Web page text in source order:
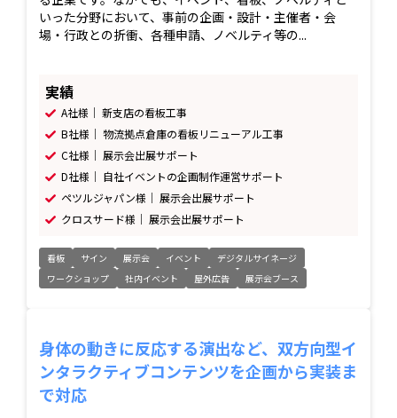
いった分野において、事前の企画・設計・主催者・会
場・行政との折衝、各種申請、ノベルティ等の...
実績
A社様｜ 新支店の看板工事
B社様｜ 物流拠点倉庫の看板リニューアル工事
C社様｜ 展示会出展サポート
D社様｜ 自社イベントの企画制作運営サポート
ペツルジャパン様｜ 展示会出展サポート
クロスサード様｜ 展示会出展サポート
看板 サイン 展示会 イベント
デジタルサイネージ
ワークショップ
社内イベント 屋外広告 展示会ブース
身体の動きに反応する演出など、双方向型イ
ンタラクティブコンテンツを企画から実装ま
で対応